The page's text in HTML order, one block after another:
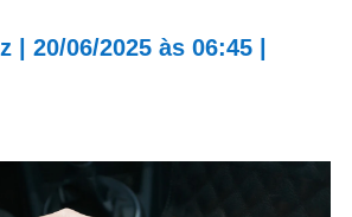
| 20/06/2025 às 06:45|